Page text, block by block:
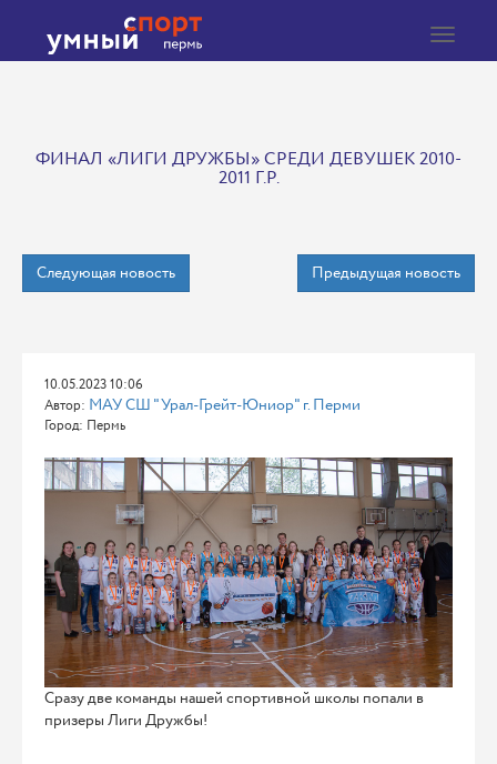
Toggle
ФИНАЛ «ЛИГИ ДРУЖБЫ» СРЕДИ ДЕВУШЕК 2010-
2011 Г.Р.
Следующая новость Предыдущая новость
10.05.2023 10:06
Автор: МАУ СШ "Урал-Грейт-Юниор" г. Перми
Город: Пермь
Сразу две команды нашей спортивной школы попали в
призеры Лиги Дружбы!